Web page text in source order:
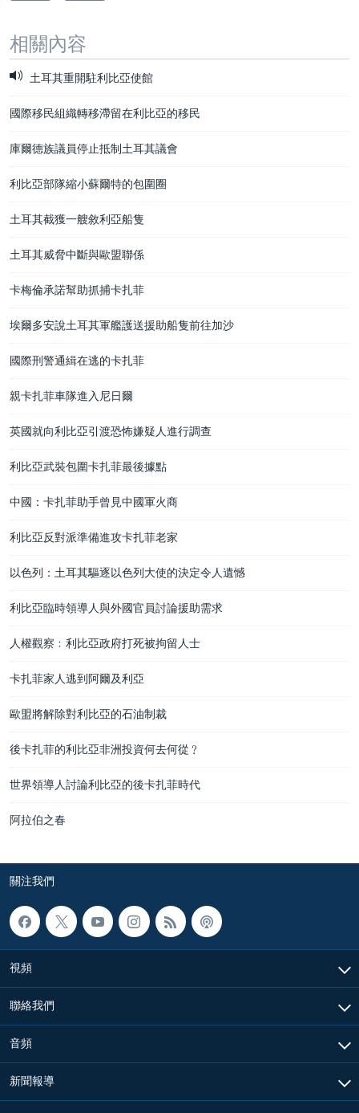
相關內容
土耳其重開駐利比亞使館
國際移民組織轉移滯留在利比亞的移民
庫爾德族議員停止抵制土耳其議會
利比亞部隊縮小蘇爾特的包圍圈
土耳其截獲一艘敘利亞船隻
土耳其威脅中斷與歐盟聯係
卡梅倫承諾幫助抓捕卡扎菲
埃爾多安說土耳其軍艦護送援助船隻前往加沙
國際刑警通緝在逃的卡扎菲
親卡扎菲車隊進入尼日爾
英國就向利比亞引渡恐怖嫌疑人進行調查
利比亞武裝包圍卡扎菲最後據點
中國：卡扎菲助手曾見中國軍火商
利比亞反對派準備進攻卡扎菲老家
以色列：土耳其驅逐以色列大使的決定令人遺憾
利比亞臨時領導人與外國官員討論援助需求
人權觀察﹕利比亞政府打死被拘留人士
卡扎菲家人逃到阿爾及利亞
歐盟將解除對利比亞的石油制裁
後卡扎菲的利比亞非洲投資何去何從﹖
世界領導人討論利比亞的後卡扎菲時代
阿拉伯之春
關注我們
視頻
聯絡我們
音頻
新聞報導